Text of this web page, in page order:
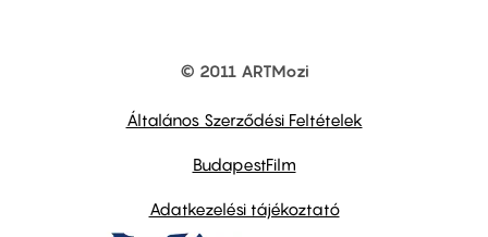
© 2011 ARTMozi
Általános Szerződési Feltételek
BudapestFilm
Adatkezelési tájékoztató